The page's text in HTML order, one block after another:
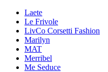
Laete
Le Frivole
LivCo Corsetti Fashion
Marilyn
MAT
Merribel
Me Seduce